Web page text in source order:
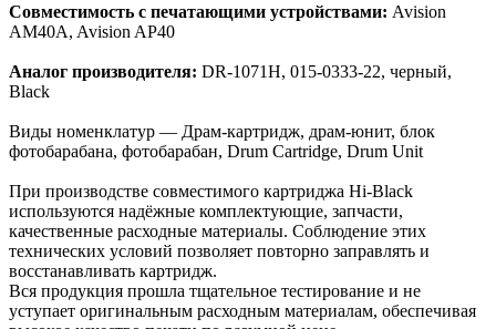
Совместимость с печатающими устройствами: Avision
AM40A, Avision AP40
Аналог производителя: DR-1071H, 015-0333-22, черный,
Black
Виды номенклатур — Драм-картридж, драм-юнит, блок
фотобарабана, фотобарабан, Drum Cartridge, Drum Unit
При производстве совместимого картриджа Hi-Black
используются надёжные комплектующие, запчасти,
качественные расходные материалы. Соблюдение этих
технических условий позволяет повторно заправлять и
восстанавливать картридж.
Вся продукция прошла тщательное тестирование и не
уступает оригинальным расходным материалам, обеспечивая